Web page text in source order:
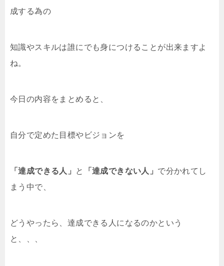
成する為の
知識やスキルは誰にでも身につけることが出来ますよ
ね。
今日の内容をまとめると、
自分で定めた目標やビジョンを
「達成できる人」 と 「達成できない人」 で分かれてし
まう中で、
どうやったら、達成できる人になるのかという
と、、、